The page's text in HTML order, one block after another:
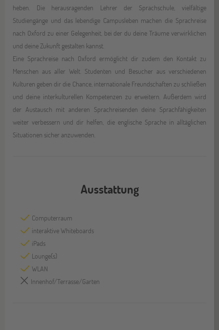
heben. Die herausragenden Lehrer der Sprachschule, vielfältige
Studiengänge und das lebendige Campusleben machen die Sprachreise
nach Oxford zu einer Gelegenheit, bei der du deine Träume verwirklichen
und deine Zukunft gestalten kannst.
Eine Sprachreise nach Oxford ermöglicht dir zudem den Kontakt zu
Menschen aus aller Welt. Studenten und Besucher aus verschiedenen
Kulturen geben dir die Chance, internationale Freundschaften zu schließen
und deine interkulturellen Kompetenzen zu erweitern. Außerdem wird
der Austausch mit anderen Sprachreisenden deine Sprachfähigkeiten
weiter verbessern und dir helfen, die englische Sprache in alltäglichen
Situationen sicher anzuwenden.
Ausstattung
Computerraum
interaktive Whiteboards
iPads
Lounge(s)
WLAN
Innenhof/Terrasse/Garten